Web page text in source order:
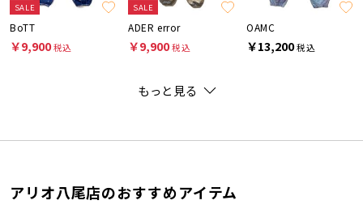
SALE
BoTT
￥9,900税込
SALE
ADER error
￥9,900税込
OAMC
￥13,200税込
もっと見る
アリオ八尾店のおすすめアイテム